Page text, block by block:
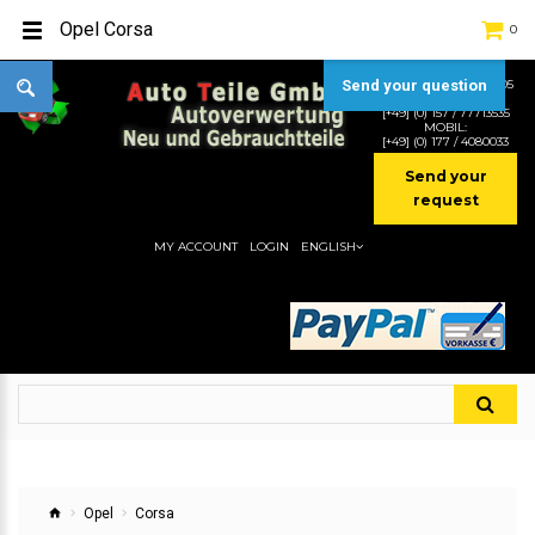
TEL:[+49] (0) 2232-5205
MOBIL:
[+49] (0) 157 / 77713535
MOBIL:
[+49] (0) 177 / 4080033
Send your
request
0
MY ACCOUNT LOGIN ENGLISH
Opel Corsa
Opel Corsa
Send your question